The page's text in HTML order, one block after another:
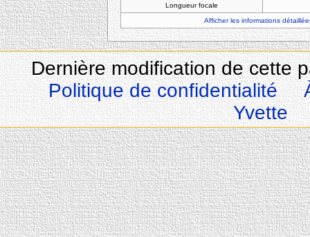
Longueur focale
Afficher les informations
Dernière modification de cette
Politique de confidentialité
Yvette